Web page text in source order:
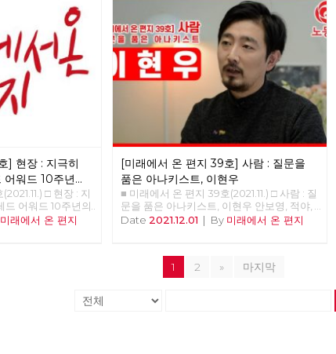
인이 어렵다고 한
, 물신 숭배’ 부분이
물신성의 정의에
았기 때문에 그런
긴이 주: 카를 마르
의 1장은 상품과 화
다. 경제학적 지식
부분보다 읽기 어
이란 ‘상품물신성
란 말로 1장 제4
는 강연 전반에서
>과 <자본>으로 섞
혼동을 피하기 위
우리가 살아가는
로 이루어진 세계
며, 우리라고 일컬
제학>의 경제학 10
] 현장 : 지극히
워드 10주년의
□ 현장 : 지
드 어워드 10주년의
<<<<<<
미래에서 온 편지
[미래에서 온 편지 39호] 사람 : 질문을
품은 아나키스트, 이현우
■ 미래에서 온 편지 39호(2021.11.) □ 사람 : 질
문을 품은 아나키스트, 이현우 안보영, 적야,
정상천 편집위원 해고자에서 활동가로, 그리
노동자임을 증명해야 하는 게 타당한가? 노
동하는 자가 노동자가 아니면 무엇인가?’ 그
에게 이 물음은 활동의 근거다.
Date 2021.12.01 | By 미래에서 온 편지
1 2 » 마지막